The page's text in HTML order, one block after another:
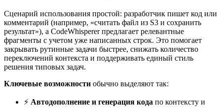
Сценарий использования простой: разработчик пишет код или
комментарий (например, «считать файл из S3 и сохранить
результат»), а CodeWhisperer предлагает релевантные
фрагменты с учетом уже написанных строк. Это помогает
закрывать рутинные задачи быстрее, снижать количество
переключений контекста и поддерживать единый стиль
решения типовых задач.
Ключевые возможности обычно выделяют так:
⚡ Автодополнение и генерация кода по контексту и